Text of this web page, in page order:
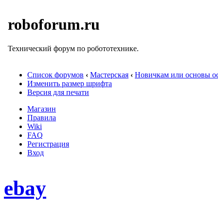
roboforum.ru
Технический форум по робототехнике.
Список форумов ‹ Мастерская ‹ Новичкам или основы
Изменить размер шрифта
Версия для печати
Магазин
Правила
Wiki
FAQ
Регистрация
Вход
ebay